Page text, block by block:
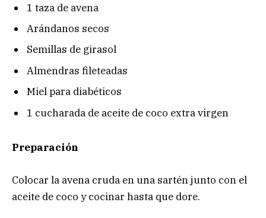
1 taza de avena
Arándanos secos
Semillas de girasol
Almendras fileteadas
Miel para diabéticos
1 cucharada de aceite de coco extra virgen
Preparación
Colocar la avena cruda en una sartén junto con el
aceite de coco y cocinar hasta que dore.